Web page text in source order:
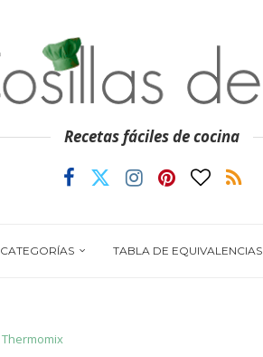
Recetas fáciles de cocina
CATEGORÍAS TABLA DE EQUIVALENCIAS
Thermomix